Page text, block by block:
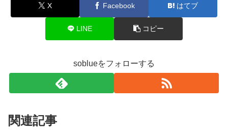
X Facebook はてブ
LINE コピー
soblueをフォローする
関連記事